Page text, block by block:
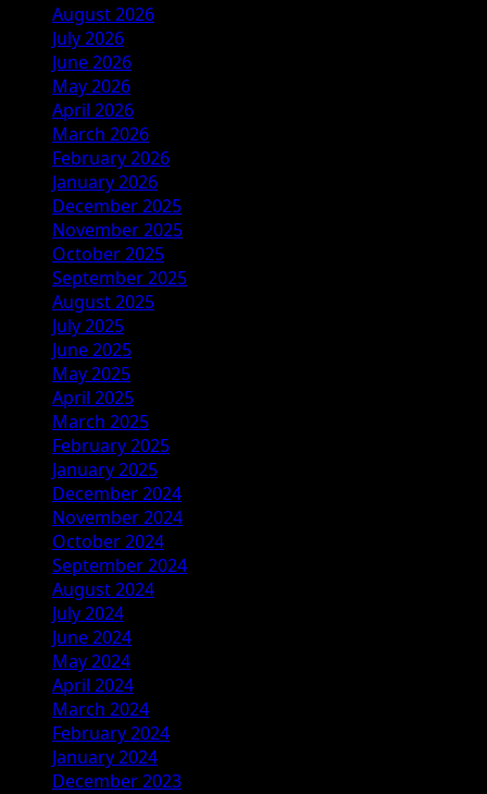
August 2026
July 2026
June 2026
May 2026
April 2026
March 2026
February 2026
January 2026
December 2025
November 2025
October 2025
September 2025
August 2025
July 2025
June 2025
May 2025
April 2025
March 2025
February 2025
January 2025
December 2024
November 2024
October 2024
September 2024
August 2024
July 2024
June 2024
May 2024
April 2024
March 2024
February 2024
January 2024
December 2023